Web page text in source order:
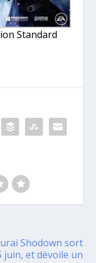
Standard
Shodown sort
juin, et dévoile un